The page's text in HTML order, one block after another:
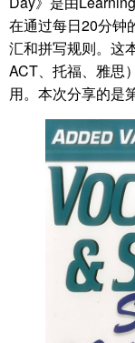
在通过每日20分钟
汇和拼写规则。这
ACT、托福、雅思
用。本次分享的是